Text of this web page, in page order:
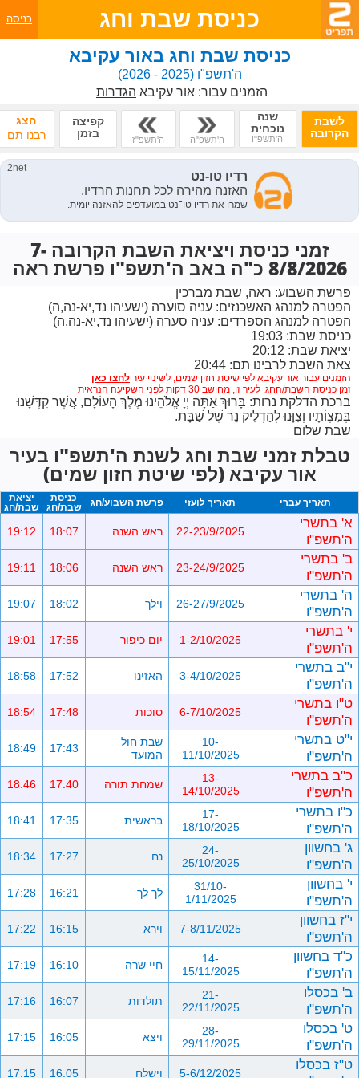
כניסת שבת וחג כניסה
כניסת שבת וחג באור עקיבא
ה'תשפ"ו(2025 - 2026)
הזמנים עבור: אור עקיבא הגדרות
לשבת
הקרובה
שנה
נוכחית
ה'תשפ"ו ה'תשפ"ה ה'תשפ"ז
קפיצה
בזמן
הצג
רבנו תם
זמני כניסת ויציאת השבת הקרובה 7-
8/8/2026 כ"ה באב ה'תשפ"ו פרשת ראה
פרשת השבוע: ראה, שבת מברכין
הפטרה למנהג האשכנזים: עניה סוערה (ישעיהו נד,יא-נה,ה)
הפטרה למנהג הספרדים: עניה סערה (ישעיהו נד,יא-נה,ה)
כניסת שבת: 19:03
יציאת שבת: 20:12
צאת השבת לרבינו תם: 20:44
הזמנים עבור אור עקיבא לפי שיטת חזון שמים, לשינוי עיר
זמן כניסת השבת/החג, לעיר זו, מחושב 30 דקות לפני השקיעה הנראית
ברכת הדלקת נרות: בָּרוּךְ אַתָּה יְיָ אֱלֹהֵינוּ מֶלֶךְ הָעוֹלָם, אֲשֶׁר קִדְּשָׁנוּ
בְּמִצְוֹתָיו וְצִוָּנוּ לְהַדְלִיק נֵר שֶׁל שַׁבָּת.
שבת שלום
טבלת זמני שבת וחג לשנת ה'תשפ"ו בעיר
אור עקיבא (לפי שיטת חזון שמים)
תאריך עברי תאריך לועזי פרשת השבוע/חג
כניסת
שבת/חג
יציאת
שבת/חג
א' בתשרי
ה'תשפ"ו
22-23/9/2025 ראש השנה 18:07
19:12
ב' בתשרי
ה'תשפ"ו
23-24/9/2025 ראש השנה 18:06
19:11
ה' בתשרי
ה'תשפ"ו
26-27/9/2025 וילך 18:02
19:07
י' בתשרי
ה'תשפ"ו
1-2/10/2025 יום כיפור 17:55
19:01
י"ב בתשרי
ה'תשפ"ו
3-4/10/2025 האזינו 17:52
18:58
ט"ו בתשרי
ה'תשפ"ו
6-7/10/2025 סוכות 17:48
18:54
י"ט בתשרי
ה'תשפ"ו
10-
11/10/2025
שבת חול
המועד
17:43
18:49
כ"ב בתשרי
ה'תשפ"ו
13-
14/10/2025
שמחת תורה 17:40
18:46
כ"ו בתשרי
ה'תשפ"ו
17-
18/10/2025
בראשית 17:35
18:41
ג' בחשוון
ה'תשפ"ו
24-
25/10/2025
נח 17:27
18:34
י' בחשוון
ה'תשפ"ו
31/10-
1/11/2025
לך לך 16:21
17:28
י"ז בחשוון
ה'תשפ"ו
7-8/11/2025 וירא 16:15
17:22
כ"ד בחשוון
ה'תשפ"ו
14-
15/11/2025
חיי שרה 16:10
17:19
ב' בכסלו
ה'תשפ"ו
21-
22/11/2025
תולדות 16:07
17:16
ט' בכסלו
ה'תשפ"ו
28-
29/11/2025
ויצא 16:05
17:15
ט"ז בכסלו
5-6/12/2025 וישלח 16:05
17:15